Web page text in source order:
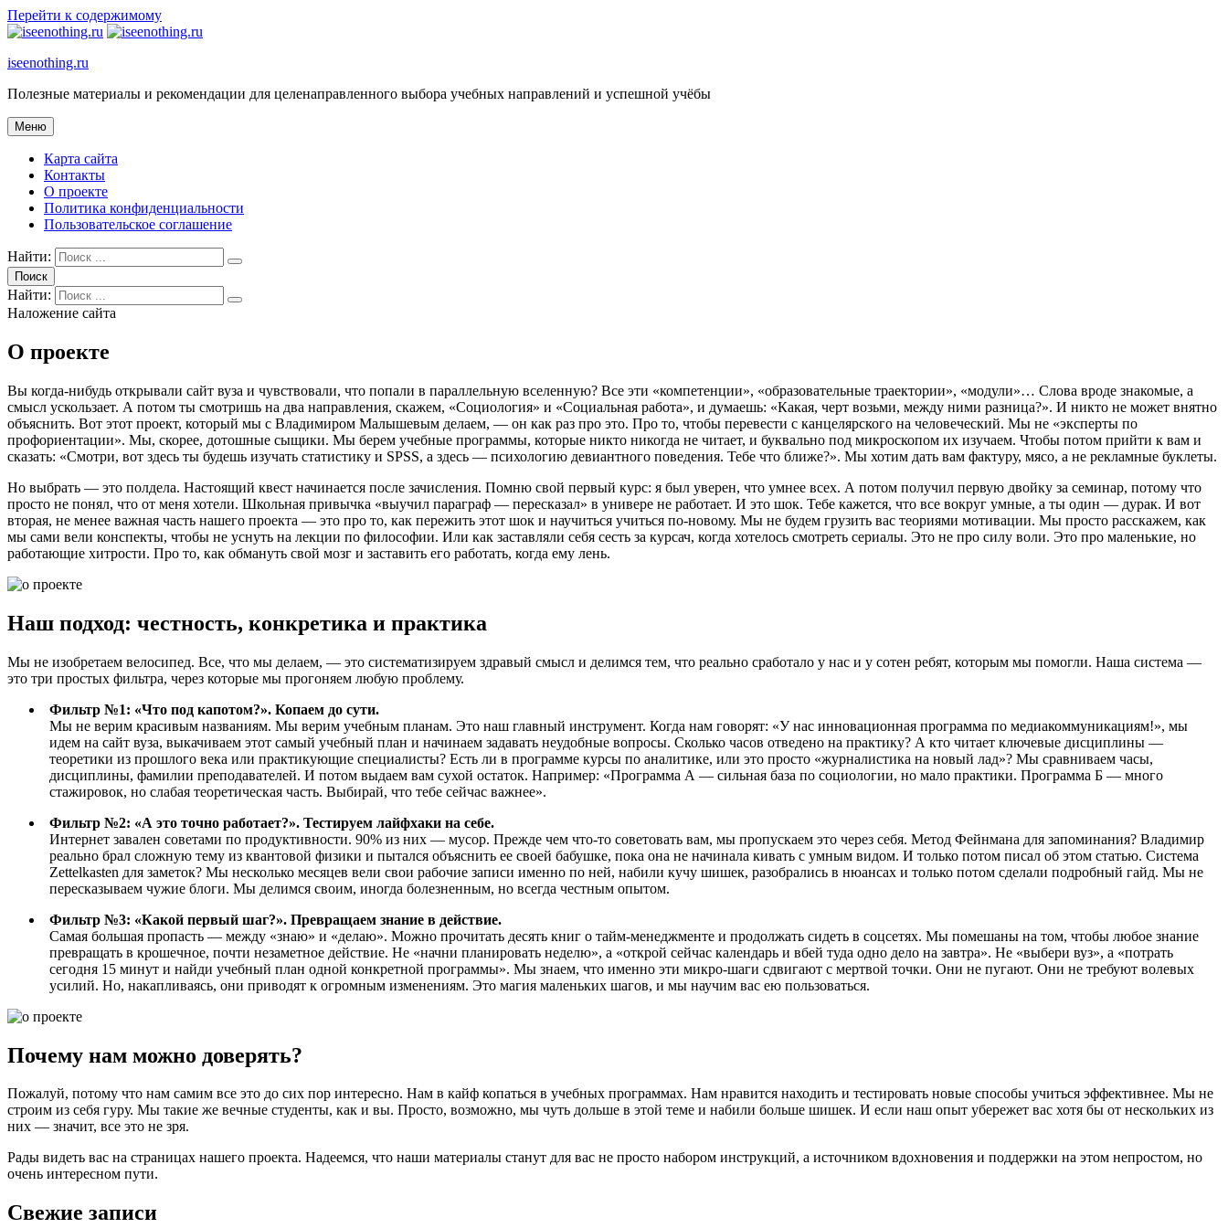
Перейти к содержимому
iseenothing.ru
Полезные материалы и рекомендации для целенаправленного выбора учебных направлений и успешной учёбы
Меню
Карта сайта
Контакты
О проекте
Политика конфиденциальности
Пользовательское соглашение
Найти:
Поиск
Найти:
Наложение сайта
О проекте
Вы когда-нибудь открывали сайт вуза и чувствовали, что попали в параллельную вселенную? Все эти «компетенции», «образовательные траектории», «модули»… Слова вроде знакомые, а
смысл ускользает. А потом ты смотришь на два направления, скажем, «Социология» и «Социальная работа», и думаешь: «Какая, черт возьми, между ними разница?». И никто не может внятно
объяснить. Вот этот проект, который мы с Владимиром Малышевым делаем, — он как раз про это. Про то, чтобы перевести с канцелярского на человеческий. Мы не «эксперты по
профориентации». Мы, скорее, дотошные сыщики. Мы берем учебные программы, которые никто никогда не читает, и буквально под микроскопом их изучаем. Чтобы потом прийти к вам и
сказать: «Смотри, вот здесь ты будешь изучать статистику и SPSS, а здесь — психологию девиантного поведения. Тебе что ближе?». Мы хотим дать вам фактуру, мясо, а не рекламные буклеты.
Но выбрать — это полдела. Настоящий квест начинается после зачисления. Помню свой первый курс: я был уверен, что умнее всех. А потом получил первую двойку за семинар, потому что
просто не понял, что от меня хотели. Школьная привычка «выучил параграф — пересказал» в универе не работает. И это шок. Тебе кажется, что все вокруг умные, а ты один — дурак. И вот
вторая, не менее важная часть нашего проекта — это про то, как пережить этот шок и научиться учиться по-новому. Мы не будем грузить вас теориями мотивации. Мы просто расскажем, как
мы сами вели конспекты, чтобы не уснуть на лекции по философии. Или как заставляли себя сесть за курсач, когда хотелось смотреть сериалы. Это не про силу воли. Это про маленькие, но
работающие хитрости. Про то, как обмануть свой мозг и заставить его работать, когда ему лень.
Наш подход: честность, конкретика и практика
Мы не изобретаем велосипед. Все, что мы делаем, — это систематизируем здравый смысл и делимся тем, что реально сработало у нас и у сотен ребят, которым мы помогли. Наша система —
это три простых фильтра, через которые мы прогоняем любую проблему.
Фильтр №1: «Что под капотом?». Копаем до сути.
Мы не верим красивым названиям. Мы верим учебным планам. Это наш главный инструмент. Когда нам говорят: «У нас инновационная программа по медиакоммуникациям!», мы
идем на сайт вуза, выкачиваем этот самый учебный план и начинаем задавать неудобные вопросы. Сколько часов отведено на практику? А кто читает ключевые дисциплины —
теоретики из прошлого века или практикующие специалисты? Есть ли в программе курсы по аналитике, или это просто «журналистика на новый лад»? Мы сравниваем часы,
дисциплины, фамилии преподавателей. И потом выдаем вам сухой остаток. Например: «Программа А — сильная база по социологии, но мало практики. Программа Б — много
стажировок, но слабая теоретическая часть. Выбирай, что тебе сейчас важнее».
Фильтр №2: «А это точно работает?». Тестируем лайфхаки на себе.
Интернет завален советами по продуктивности. 90% из них — мусор. Прежде чем что-то советовать вам, мы пропускаем это через себя. Метод Фейнмана для запоминания? Владимир
реально брал сложную тему из квантовой физики и пытался объяснить ее своей бабушке, пока она не начинала кивать с умным видом. И только потом писал об этом статью. Система
Zettelkasten для заметок? Мы несколько месяцев вели свои рабочие записи именно по ней, набили кучу шишек, разобрались в нюансах и только потом сделали подробный гайд. Мы не
пересказываем чужие блоги. Мы делимся своим, иногда болезненным, но всегда честным опытом.
Фильтр №3: «Какой первый шаг?». Превращаем знание в действие.
Самая большая пропасть — между «знаю» и «делаю». Можно прочитать десять книг о тайм-менеджменте и продолжать сидеть в соцсетях. Мы помешаны на том, чтобы любое знание
превращать в крошечное, почти незаметное действие. Не «начни планировать неделю», а «открой сейчас календарь и вбей туда одно дело на завтра». Не «выбери вуз», а «потрать
сегодня 15 минут и найди учебный план одной конкретной программы». Мы знаем, что именно эти микро-шаги сдвигают с мертвой точки. Они не пугают. Они не требуют волевых
усилий. Но, накапливаясь, они приводят к огромным изменениям. Это магия маленьких шагов, и мы научим вас ею пользоваться.
Почему нам можно доверять?
Пожалуй, потому что нам самим все это до сих пор интересно. Нам в кайф копаться в учебных программах. Нам нравится находить и тестировать новые способы учиться эффективнее. Мы не
строим из себя гуру. Мы такие же вечные студенты, как и вы. Просто, возможно, мы чуть дольше в этой теме и набили больше шишек. И если наш опыт убережет вас хотя бы от нескольких из
них — значит, все это не зря.
Рады видеть вас на страницах нашего проекта. Надеемся, что наши материалы станут для вас не просто набором инструкций, а источником вдохновения и поддержки на этом непростом, но
очень интересном пути.
Свежие записи